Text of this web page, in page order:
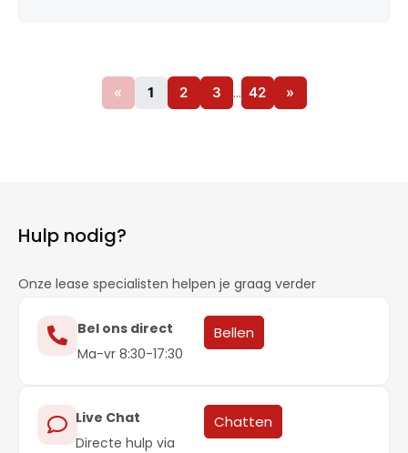
« 1 2 3 … 42 »
Hulp nodig?
Onze lease specialisten helpen je graag verder
Bel ons direct
Ma-vr 8:30-17:30
Bellen
Live Chat
Directe hulp via
Chatten